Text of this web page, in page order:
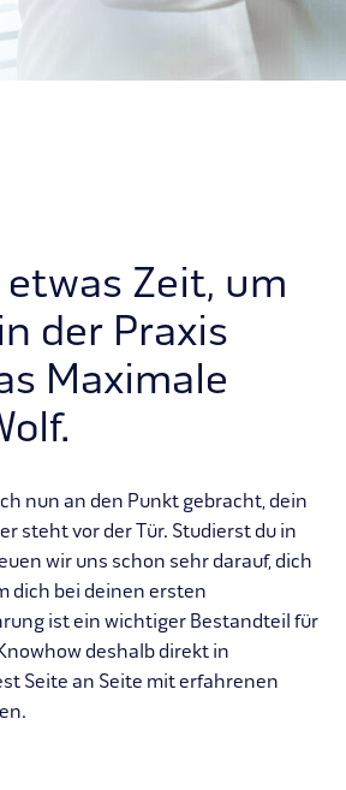
Zeit, um
der Praxis
Maximale
nun an den Punkt gebracht, dein
steht vor der Tür. Studierst du in
wir uns schon sehr darauf, dich
dich bei deinen ersten
ist ein wichtiger Bestandteil für
deshalb direkt in
Seite an Seite mit erfahrenen